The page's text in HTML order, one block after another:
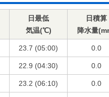
日最低
気温(℃)
日積算
降水量
23.7 (05:00) 0.0
22.9 (04:30) 0.0
23.2 (06:10) 0.0